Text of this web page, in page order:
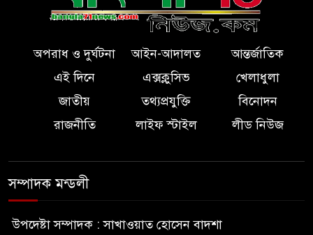
অপরাধ ও দুর্ঘটনা আইন-আদালত
আন্তর্জাতিক
এই দিনে
এক্সক্লুসিভ
খেলাধুলা
জাতীয়
তথ্যপ্রযুক্তি
বিনোদন
রাজনীতি
লাইফ স্টাইল লীড নিউজ
সম্পাদক মন্ডলী
উপদেষ্টা সম্পাদক : সাখাওয়াত হোসেন বাদশা